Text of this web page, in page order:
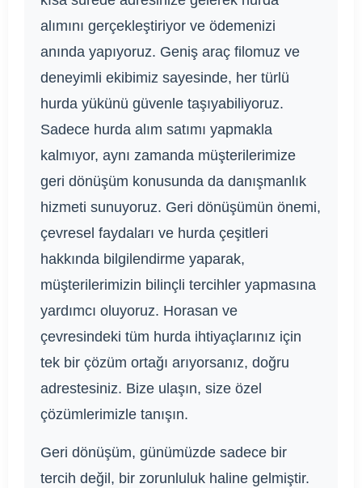
alımını gerçekleştiriyor ve ödemenizi
anında yapıyoruz. Geniş araç filomuz ve
deneyimli ekibimiz sayesinde, her türlü
hurda yükünü güvenle taşıyabiliyoruz.
Sadece hurda alım satımı yapmakla
kalmıyor, aynı zamanda müşterilerimize
geri dönüşüm konusunda da danışmanlık
hizmeti sunuyoruz. Geri dönüşümün önemi,
çevresel faydaları ve hurda çeşitleri
hakkında bilgilendirme yaparak,
müşterilerimizin bilinçli tercihler yapmasına
yardımcı oluyoruz. Horasan ve
çevresindeki tüm hurda ihtiyaçlarınız için
tek bir çözüm ortağı arıyorsanız, doğru
adrestesiniz. Bize ulaşın, size özel
çözümlerimizle tanışın.
Geri dönüşüm, günümüzde sadece bir
tercih değil, bir zorunluluk haline gelmiştir.